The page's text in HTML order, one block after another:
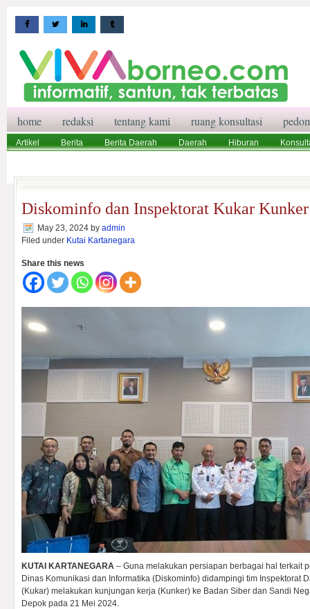
home redaksi tentang kami ruang konsultasi
Artikel Berita Berita Daerah Daerah Hiburan
Diskominfo dan Inspektorat Kukar
May 23, 2024 by admin
Filed under Kutai Kartanegara
Share this news
KUTAI KARTANEGARA – Guna melakukan persiapan berbagai hal terkait
Dinas Komunikasi dan Informatika (Diskominfo) didampingi tim Inspektorat
(Kukar) melakukan kunjungan kerja (Kunker) ke Badan Siber dan Sandi
Depok pada 21 Mei 2024.